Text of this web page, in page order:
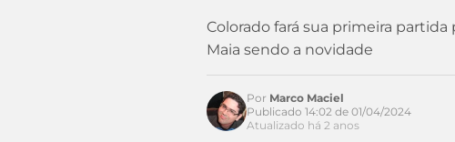
Colorado fará sua primeira
Maia sendo a novidade
Por Marco Maciel
Publicado 14:02 de 01/04/2024
Atualizado há 2 anos